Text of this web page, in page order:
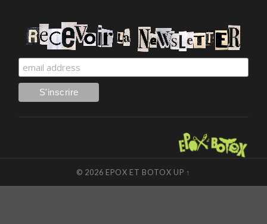
© 2026 EPOX ET BOTOX UP ↑